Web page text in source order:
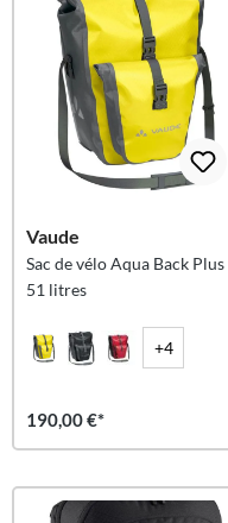
Vaude
Sac de vélo Aqua Back Plus
51 litres
+4
190,00 €*